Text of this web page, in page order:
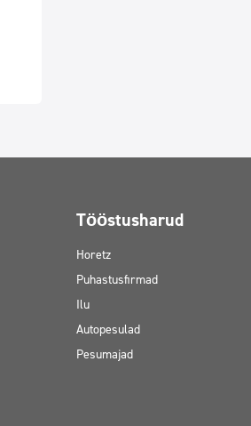
Tööstusharud
Horetz
Puhastusfirmad
Ilu
Autopesulad
Pesumajad